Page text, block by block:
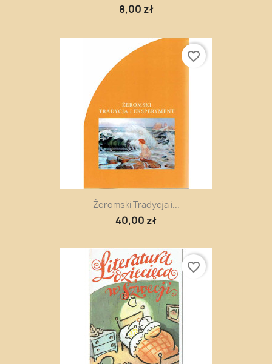
8,00 zł
Żeromski Tradycja i...
40,00 zł
favorite_border
favorite_border